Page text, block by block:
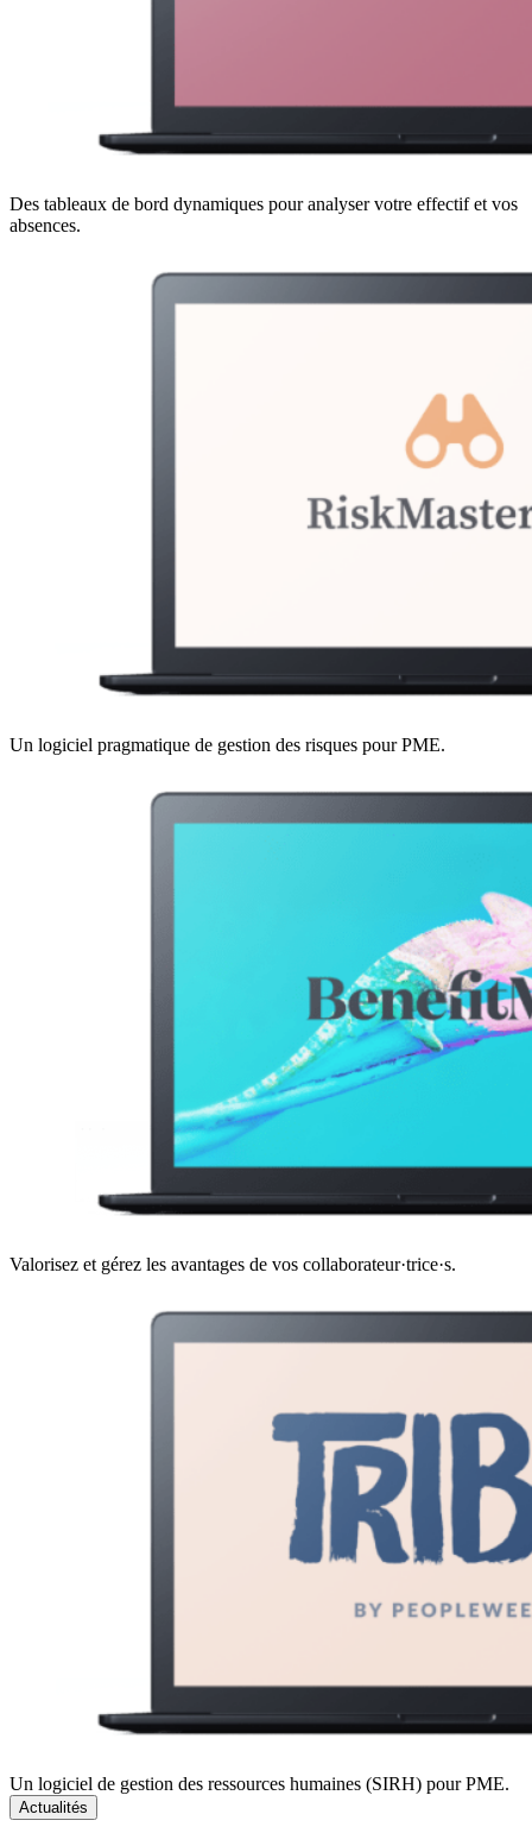
Des tableaux de bord dynamiques pour analyser votre effectif et vos
absences.
Un logiciel pragmatique de gestion des risques pour PME.
Valorisez et gérez les avantages de vos collaborateur·trice·s.
Un logiciel de gestion des ressources humaines (SIRH) pour PME.
Actualités